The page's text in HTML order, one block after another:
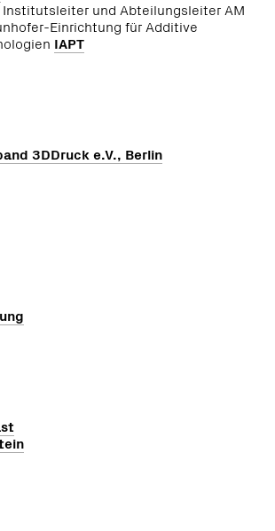
und Abteilungsleiter AM
Einrichtung für Additive
IAPT
3DDruck e.V., Berlin